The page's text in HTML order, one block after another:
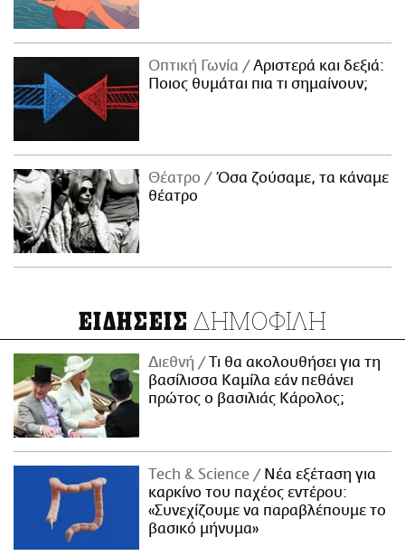
Οπτική Γωνία
Αριστερά και δεξιά:
Ποιος θυμάται πια τι σημαίνουν;
Θέατρο
Όσα ζούσαμε, τα κάναμε
θέατρο
ΕΙΔΗΣΕΙΣ ΔΗΜΟΦΙΛΗ
Διεθνή
Τι θα ακολουθήσει για τη
βασίλισσα Καμίλα εάν πεθάνει
πρώτος ο βασιλιάς Κάρολος;
Τech & Science
Νέα εξέταση για
καρκίνο του παχέος εντέρου:
«Συνεχίζουμε να παραβλέπουμε το
βασικό μήνυμα»